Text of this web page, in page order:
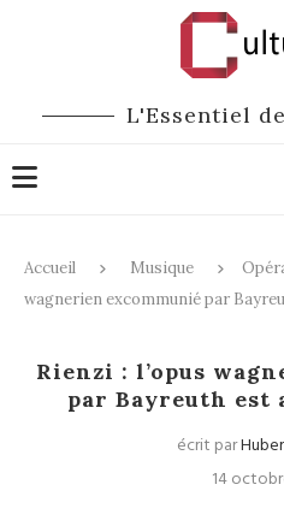
L'Essentiel
Accueil Musique
wagnerien excommunié par
Rienzi : l’opus
par Bayreuth est
écrit par
14